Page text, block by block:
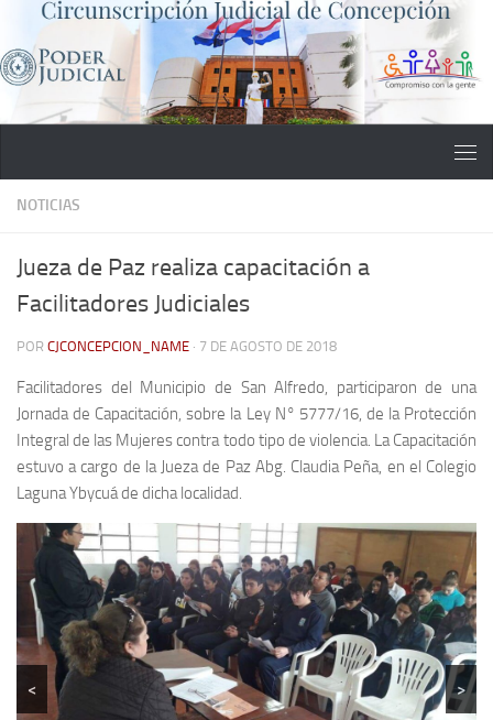
Saltar al contenido
NOTICIAS
Jueza de Paz realiza capacitación a
Facilitadores Judiciales
POR CJCONCEPCION_NAME · 7 DE AGOSTO DE 2018
Facilitadores del Municipio de San Alfredo, participaron de una
Jornada de Capacitación, sobre la Ley N° 5777/16, de la Protección
Integral de las Mujeres contra todo tipo de violencia. La Capacitación
estuvo a cargo de la Jueza de Paz Abg. Claudia Peña, en el Colegio
Laguna Ybycuá de dicha localidad.
< >